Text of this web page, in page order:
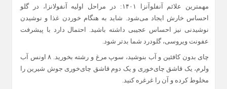
مهمترین علائم آنفلوآنزا ۱۴۰۱: در مراحل اولیه آنفولانزا، در گلو
احساس خارش ایجاد می‌شود. شاید به هنگام خوردن غذا و نوشیدن
نوشیدنی نیز احساس عجیبی داشته باشید. احتمال دارد با پیشرفت
عفونت ویروسی، گلودرد شما بدتر شود.
چای بدون کافئین و آب بنوشید، سوپ مرغ و رشته بخورید. ۸ اونس آب
ولرم، یک قاشق چای‌خوری و یک دوم قاشق چای‌خوری جوش شیرین را
مخلوط کرده و آن را غرغره کنید.